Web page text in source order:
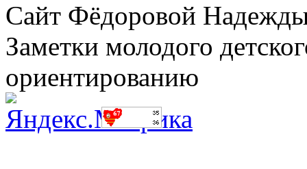
Сайт Фёдоровой
Заметки молодого
ориентированию